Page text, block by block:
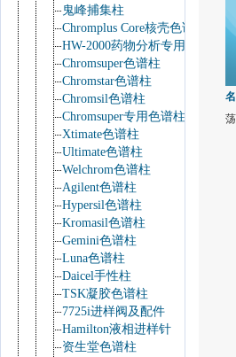
鬼峰捕集柱
Chromplus Core核壳色谱柱
HW-2000药物分析专用色谱工
Chromsuper色谱柱
Chromstar色谱柱
Chromsil色谱柱
Chromsuper专用色谱柱
Xtimate色谱柱
Ultimate色谱柱
Welchrom色谱柱
Agilent色谱柱
Hypersil色谱柱
Kromasil色谱柱
Gemini色谱柱
Luna色谱柱
Daicel手性柱
TSK凝胶色谱柱
7725i进样阀及配件
Hamilton液相进样针
资生堂色谱柱